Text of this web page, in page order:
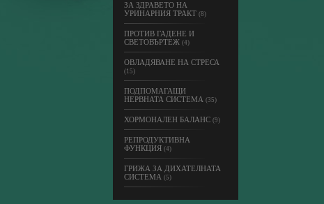
ЗА ЗДРАВЕТО НА
УРИНАРНИЯ ТРАКТ (8)
ПРОТИВ ГАДЕНЕ И
СВЕТОВЪРТЕЖ (4)
ОВЛАДЯВАНЕ НА СТРЕСА
(15)
ПОДПОМАГАЩИ
НЕРВНАТА СИСТЕМА (35)
ХОРМОНАЛЕН БАЛАНС (9)
РЕПРОДУКТИВНА
ФУНКЦИЯ (4)
ГРИЖА ЗА ДИХАТЕЛНАТА
СИСТЕМА (5)